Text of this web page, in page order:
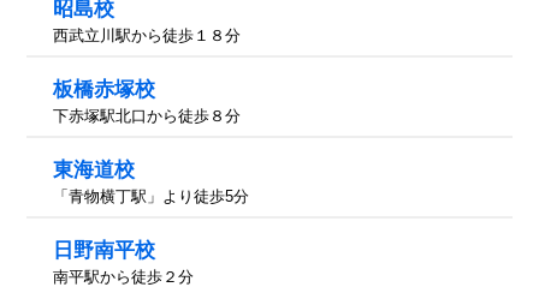
昭島校
西武立川駅から徒歩１８分
板橋赤塚校
下赤塚駅北口から徒歩８分
東海道校
「青物横丁駅」より徒歩5分
日野南平校
南平駅から徒歩２分